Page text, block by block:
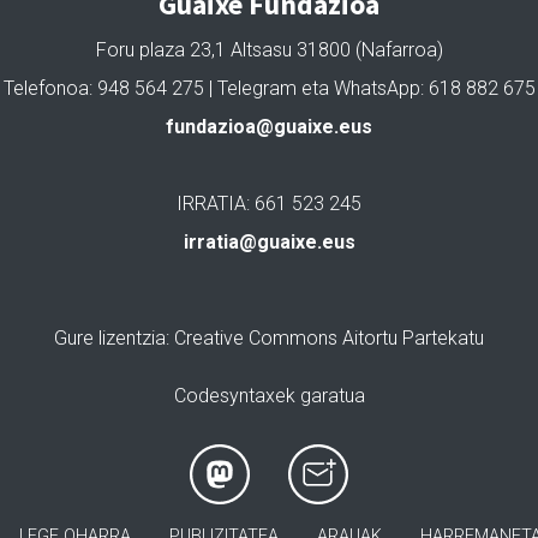
Foru plaza 23,1 Altsasu 31800 (Nafarroa)
Telefonoa: 948 564 275 | Telegram eta WhatsApp: 618 882 675
fundazioa@guaixe.eus
IRRATIA: 661 523 245
irratia@guaixe.eus
Gure lizentzia: Creative Commons Aitortu Partekatu
Codesyntaxek garatua